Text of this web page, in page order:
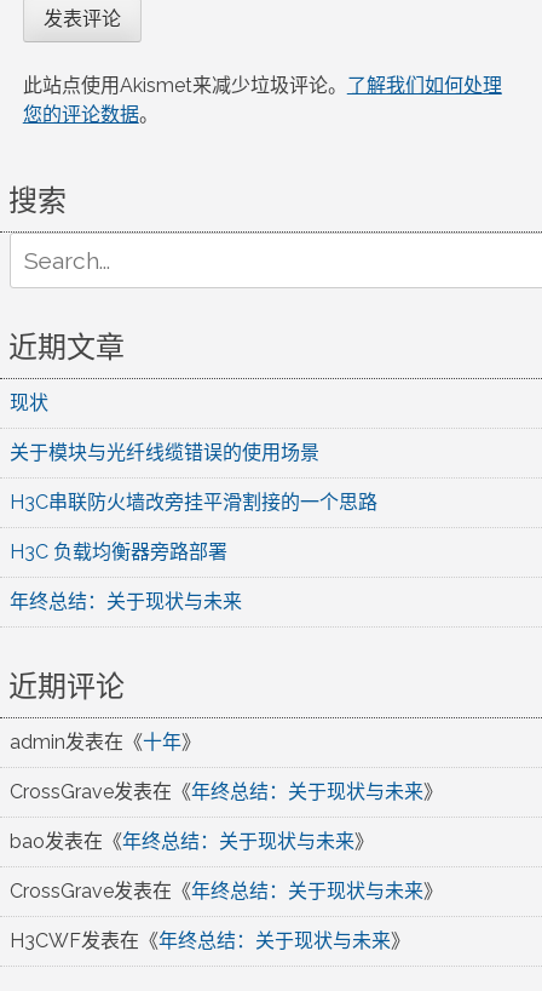
此站点使用Akismet来减少垃圾评论。 了解我们如何处理
您的评论数据。
搜索
for:
近期文章
现状
关于模块与光纤线缆错误的使用场景
H3C串联防火墙改旁挂平滑割接的一个思路
H3C 负载均衡器旁路部署
年终总结：关于现状与未来
近期评论
admin发表在《十年》
CrossGrave发表在《年终总结：关于现状与未来》
bao发表在《年终总结：关于现状与未来》
CrossGrave发表在《年终总结：关于现状与未来》
H3CWF发表在《年终总结：关于现状与未来》